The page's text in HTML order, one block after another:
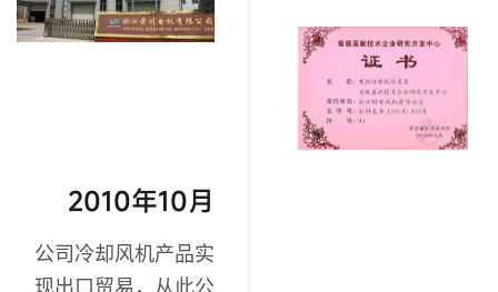
2010年10月
公司冷却风机产品实
现出口贸易，从此公
名商号”、“省级高新技
术企业研究开发中
心”、“绍兴市专利示范
企业”等荣誉称号，通